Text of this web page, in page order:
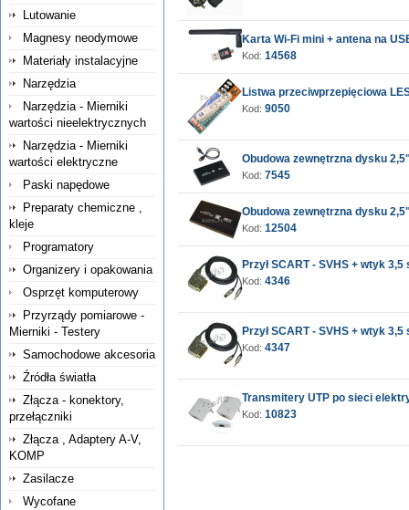
Lutowanie
Magnesy neodymowe
Materiały instalacyjne
Narzędzia
Narzędzia - Mierniki
wartości nieelektrycznych
Narzędzia - Mierniki
wartości elektryczne
Paski napędowe
Preparaty chemiczne ,
kleje
Programatory
Organizery i opakowania
Osprzęt komputerowy
Przyrządy pomiarowe -
Mierniki - Testery
Samochodowe akcesoria
Źródła światła
Złącza - konektory,
przełączniki
Złącza , Adaptery A-V,
KOMP
Zasilacze
Wycofane
Karta Wi-Fi mini + antena na
Kod: 14568
Listwa przeciwprzepięciowa
Kod: 9050
Obudowa zewnętrzna dysku
Kod: 7545
Obudowa zewnętrzna dysku
Kod: 12504
Przył SCART - SVHS + wtyk
Kod: 4346
Przył SCART - SVHS + wtyk
Kod: 4347
Transmitery UTP po sieci
Kod: 10823